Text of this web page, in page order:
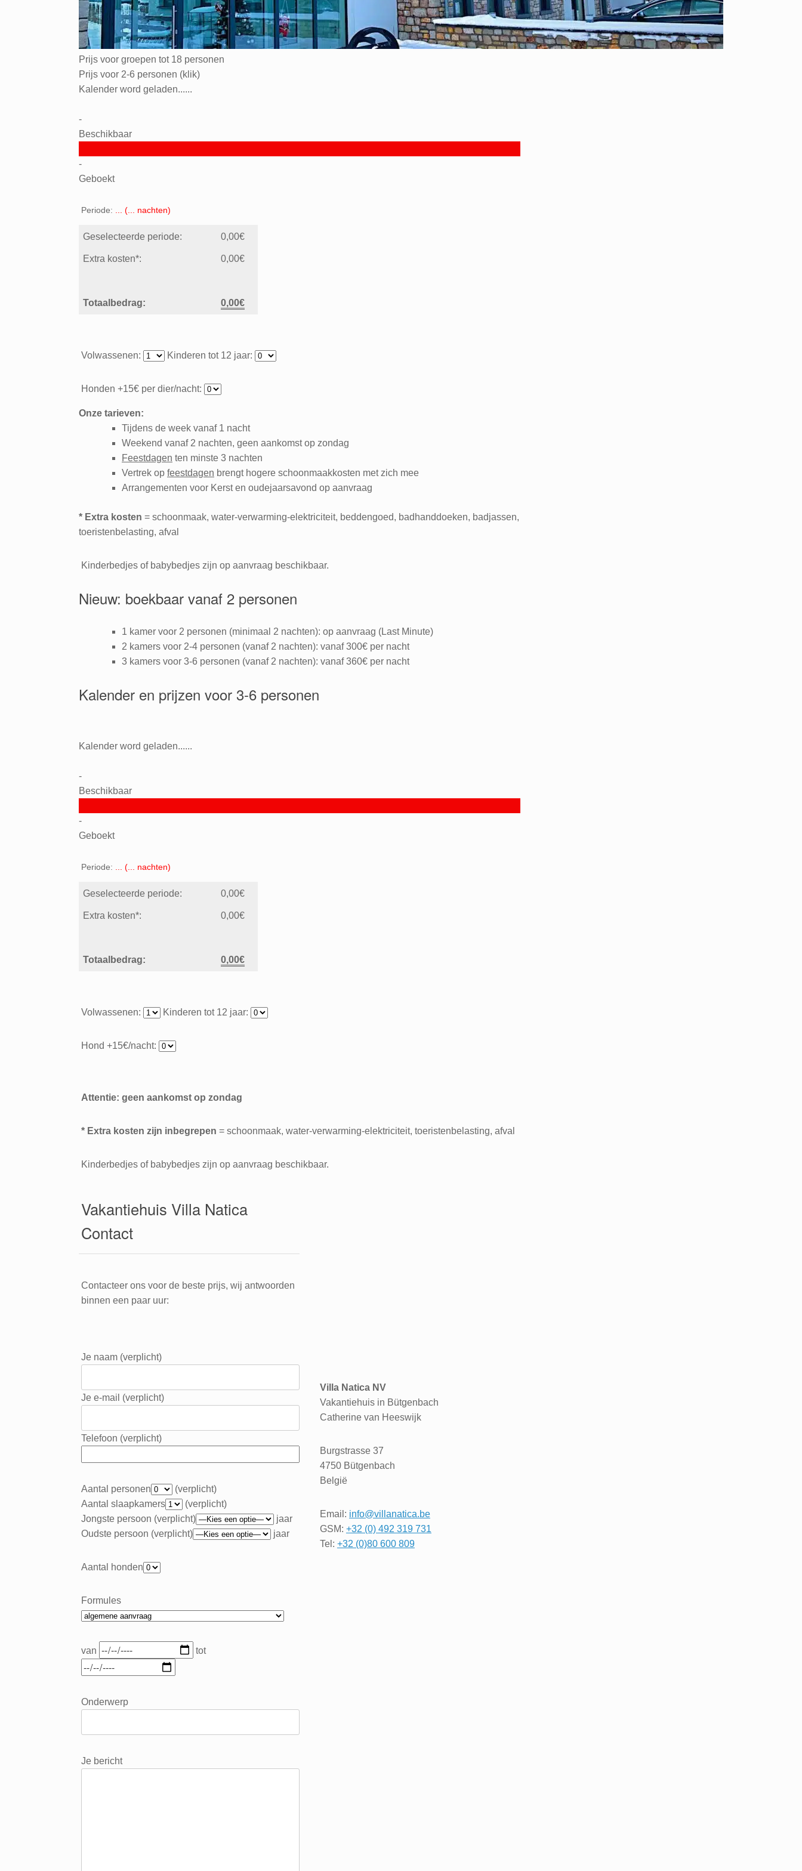
Prijs voor groepen tot 18 personen
Prijs voor 2-6 personen (klik)
Kalender word geladen......
-
Beschikbaar
-
Geboekt
Periode: ( nachten)
Geselecteerde periode: 0,00€
Extra kosten*: 0,00€
Totaalbedrag: 0,00€
Volwassenen: Kinderen tot 12 jaar:
Honden +15€ per dier/nacht:
Onze tarieven:
Tijdens de week vanaf 1 nacht
Weekend vanaf 2 nachten, geen aankomst op zondag
Feestdagen ten minste 3 nachten
Vertrek op feestdagen brengt hogere schoonmaakkosten met zich mee
Arrangementen voor Kerst en oudejaarsavond op aanvraag
* Extra kosten = schoonmaak, water-verwarming-elektriciteit, beddengoed, badhanddoeken, badjassen,
toeristenbelasting, afval
Kinderbedjes of babybedjes zijn op aanvraag beschikbaar.
Nieuw: boekbaar vanaf 2 personen
1 kamer voor 2 personen (minimaal 2 nachten): op aanvraag (Last Minute)
2 kamers voor 2-4 personen (vanaf 2 nachten): vanaf 300€ per nacht
3 kamers voor 3-6 personen (vanaf 2 nachten): vanaf 360€ per nacht
Kalender en prijzen voor 3-6 personen
Kalender word geladen......
-
Beschikbaar
-
Geboekt
Periode: ( nachten)
Geselecteerde periode: 0,00€
Extra kosten*: 0,00€
Totaalbedrag: 0,00€
Volwassenen: Kinderen tot 12 jaar:
Hond +15€/nacht:
Attentie: geen aankomst op zondag
* Extra kosten zijn inbegrepen = schoonmaak, water-verwarming-elektriciteit, toeristenbelasting, afval
Kinderbedjes of babybedjes zijn op aanvraag beschikbaar.
Vakantiehuis Villa Natica
Contact
Contacteer ons voor de beste prijs, wij antwoorden
binnen een paar uur:
Je naam (verplicht)
Je e-mail (verplicht)
Telefoon (verplicht)
Aantal personen
(verplicht)
Aantal slaapkamers
(verplicht)
Jongste persoon (verplicht)
jaar
Oudste persoon (verplicht)
jaar
Aantal honden
Formules
van tot
Onderwerp
Je bericht
Villa Natica NV
Vakantiehuis in Bütgenbach
Catherine van Heeswijk
Burgstrasse 37
4750 Bütgenbach
België
Email: info@villanatica.be
GSM: +32 (0) 492 319 731
Tel: +32 (0)80 600 809